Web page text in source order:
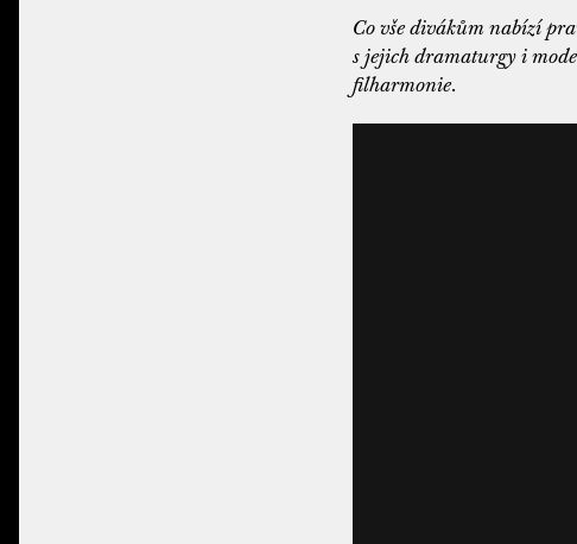
Co vše divákům nabízí
s jejich dramaturgy i
filharmonie.